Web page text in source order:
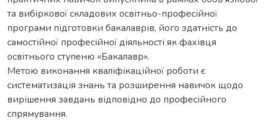
та вибіркової складових освітньо-професійної
програми підготовки бакалаврів, його здатність до
самостійної професійної діяльності як фахівця
освітнього ступеню «Бакалавр».
Метою виконання кваліфікаційної роботи є
систематизація знань та розширення навичок щодо
вирішення завдань відповідно до професійного
спрямування.